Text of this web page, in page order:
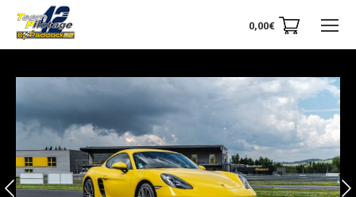
0,00€